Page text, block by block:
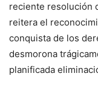
reciente resolución
reitera el
conquista de los
desmorona
planificada